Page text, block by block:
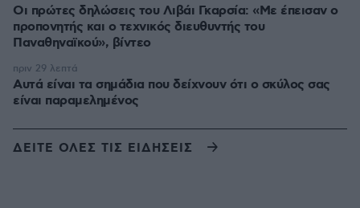
Οι πρώτες δηλώσεις του Λιβάι Γκαρσία: «Με έπεισαν ο
προπονητής και ο τεχνικός διευθυντής του
Παναθηναϊκού», βίντεο
Αυτά είναι τα σημάδια που δείχνουν ότι ο σκύλος σας
είναι παραμελημένος
πριν 29 λεπτά
ΔΕΙΤΕ ΟΛΕΣ ΤΙΣ ΕΙΔΗΣΕΙΣ